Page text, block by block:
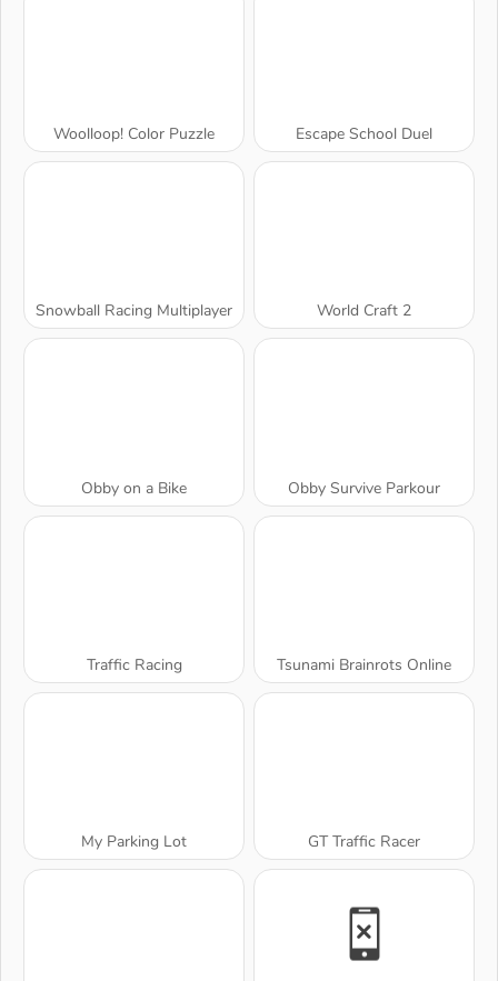
Woolloop! Color Puzzle Escape School Duel
Snowball Racing Multiplayer World Craft 2
Obby on a Bike Obby Survive Parkour
Traffic Racing Tsunami Brainrots Online
My Parking Lot GT Traffic Racer